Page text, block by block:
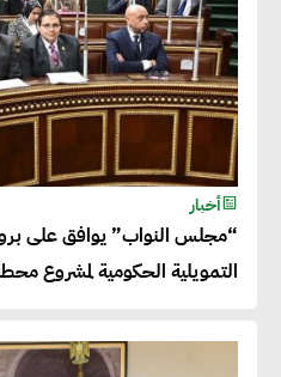
أخبار
“مجلس النواب” يوافق على
التمويلية الحكومية لمشروع